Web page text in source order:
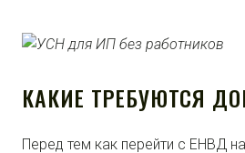
КАКИЕ ТРЕБУЮТСЯ
Перед тем как перейти с ЕНВД